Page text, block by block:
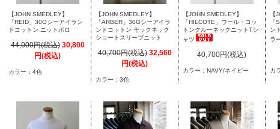
【JOHN SMEDLEY】
「REID」30Gシーアイラン
ドコットン ニットポロ
44,000円(税込) 30,800
円(税込)
カラー：4色
【JOHN SMEDLEY】
「ARBER」30Gシーアイラ
ンドコットン モックネック
ショートスリーブニット
40,700円(税込) 32,560
円(税込)
カラー：3色
【JOHN SMEDLEY】
「HILCOTE」ウール・コッ
トンクルーネックニットTシ
ャツ
40,700円(税込)
カラー：NAVY/ネイビー
【
「
ン
ラ
カ